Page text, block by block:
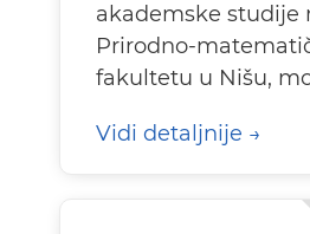
akademske studije
Prirodno-
fakultetu u Nišu,
Vidi detaljnije